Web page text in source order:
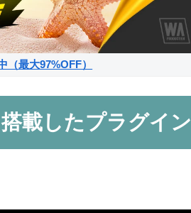
最大97%OFF）
載したプラグイン